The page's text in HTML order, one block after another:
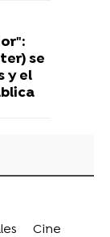
se
y el
Cine